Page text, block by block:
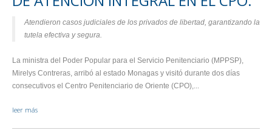
Atendieron casos judiciales de los privados de libertad, garantizando la
tutela efectiva y segura.
La ministra del Poder Popular para el Servicio Penitenciario (MPPSP),
Mirelys Contreras, arribó al estado Monagas y visitó durante dos días
consecutivos el Centro Penitenciario de Oriente (CPO),...
leer más